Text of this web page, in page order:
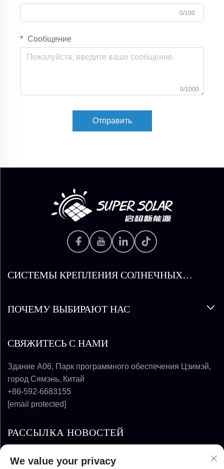
0/100
Сообщение
0/1000
Отправить
СИСТЕМЫ КРЕПЛЕНИЯ СОЛНЕЧНЫХ
ПОЧЕМУ ВЫБИРАЮТ НАС
СВЯЖИТЕСЬ С НАМИ
Здание A06, Парк программного обеспечения Цзимэй,
город Сямэнь, Китай
+86-592-6683155
[email protected]
РАССЫЛКА НОВОСТЕЙ
We value your privacy